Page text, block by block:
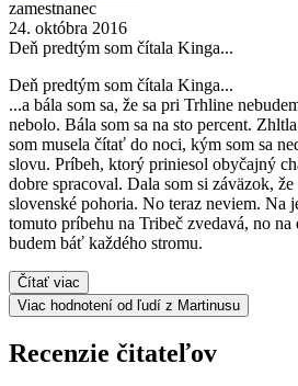
zamestnanec
24. októbra 2016
Deň predtým som čítala Kinga...
Deň predtým som čítala Kinga...
...a bála som sa, že sa pri Trhline
nebolo. Bála som sa na sto percent.
som musela čítať do noci, kým som sa
slovu. Príbeh, ktorý priniesol obyčajný
dobre spracoval. Dala som si záväzok,
slovenské pohoria. No teraz neviem. Na
tomuto príbehu na Tribeč zvedavá, no na
budem báť každého stromu.
Čítať viac
Viac hodnotení od ľudí z Martinusu
Recenzie čitateľov